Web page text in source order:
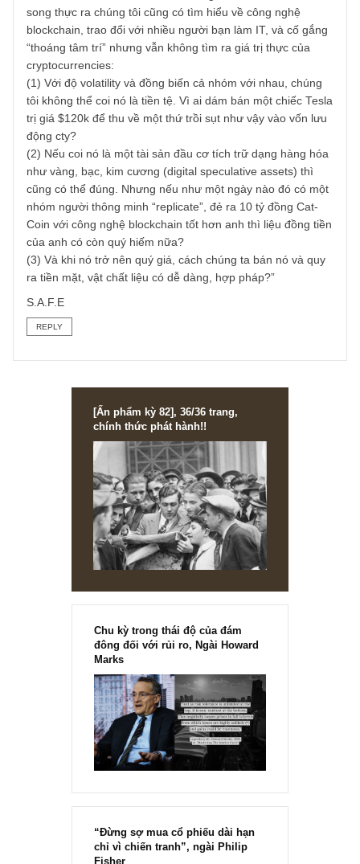
Vâng cám ơn câu hỏi của anh, mong anh thông cảm vì
bệnh lần 4 nên chúng tôi trả lời muộn…
Câu hỏi của anh đã được chúng tôi trả lời trong mục Q&A
ấn phẩm kỳ 47 rồi, chúng tôi xin trích dẫn lại như sau –
có thắc mắc gì thêm anh đừng ngần ngại comment vào
nhé:
Ở cổ phiếu, chúng tôi có giá trị thực và biên an toàn làm
“kim chỉ nam” cho mình. Dù nhiều người chỉ trích tiền số,
song thực ra chúng tôi cũng có tìm hiểu về công nghệ
blockchain, trao đổi với nhiều người bạn làm IT, và cố
“thoáng tâm trí” nhưng vẫn không tìm ra giá trị thực của
cryptocurrencies:
(1) Với độ volatility và đồng biến cả nhóm với nhau, chúng
tôi không thể coi nó là tiền tệ. Vì ai dám bán một chiếc
trị giá $120k để thu về một thứ trồi sụt như vậy vào vốn
động cty?
nhóm người thông minh “replicate”, đẻ ra 10 tỷ đồng Cat-
Coin với công nghệ blockchain tốt hơn anh thì liệu đồng
của anh có còn quý hiếm nữa?
(3) Và khi nó trở nên quý giá, cách chúng ta bán nó và
ra tiền mặt, vật chất liệu có dễ dàng, hợp pháp?”
[Ấn phẩm kỳ 82], 36/36 trang,
chính thức phát hành!!